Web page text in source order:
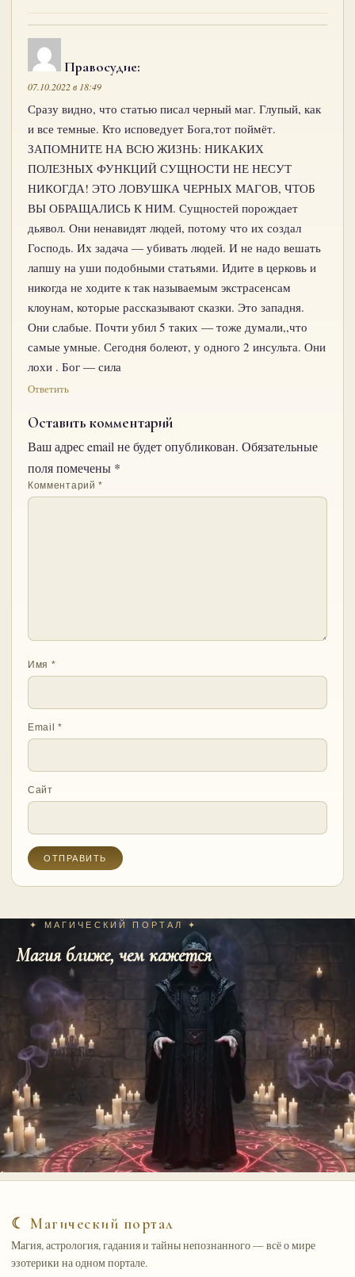
Правосудие:
07.10.2022 в 18:49
Сразу видно, что статью писал черный маг. Глупый, как
и все темные. Кто исповедует Бога,тот поймёт.
ЗАПОМНИТЕ НА ВСЮ ЖИЗНЬ: НИКАКИХ
ПОЛЕЗНЫХ ФУНКЦИЙ СУЩНОСТИ НЕ НЕСУТ
НИКОГДА! ЭТО ЛОВУШКА ЧЕРНЫХ МАГОВ, ЧТОБ
ВЫ ОБРАЩАЛИСЬ К НИМ. Сущностей порождает
дьявол. Они ненавидят людей, потому что их создал
Господь. Их задача — убивать людей. И не надо вешать
лапшу на уши подобными статьями. Идите в церковь и
никогда не ходите к так называемым экстрасенсам
клоунам, которые рассказывают сказки. Это западня.
Они слабые. Почти убил 5 таких — тоже думали,,что
самые умные. Сегодня болеют, у одного 2 инсульта. Они
лохи . Бог — сила
Ответить
Оставить комментарий
Ваш адрес email не будет опубликован. Обязательные
поля помечены *
Комментарий*
Имя *
Email*
Сайт
✦ МАГИЧЕСКИЙ ПОРТАЛ ✦
Магия ближе, чем кажется
☾ Магический портал
Магия, астрология, гадания и тайны непознанного — всё о мире
эзотерики на одном портале.